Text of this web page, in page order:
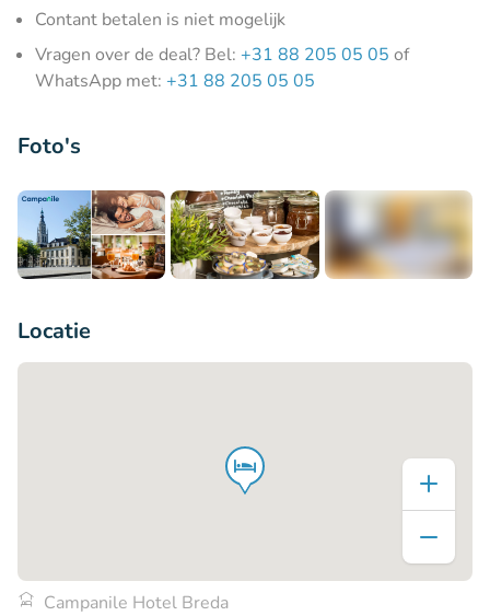
Contant betalen is niet mogelijk
Vragen over de deal? Bel: +31 88 205 05 05 of
WhatsApp met: +31 88 205 05 05
Foto's
Locatie
Campanile Hotel Breda